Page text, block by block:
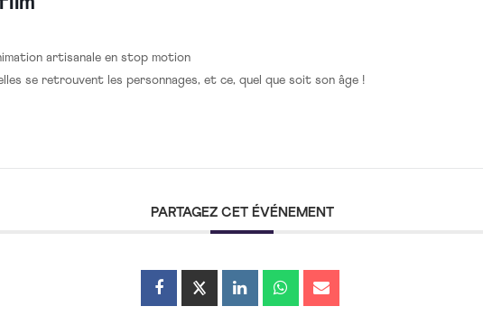
artisanale en stop motion
se retrouvent les personnages, et ce, quel que soit son âge !
PARTAGEZ CET ÉVÉNEMENT